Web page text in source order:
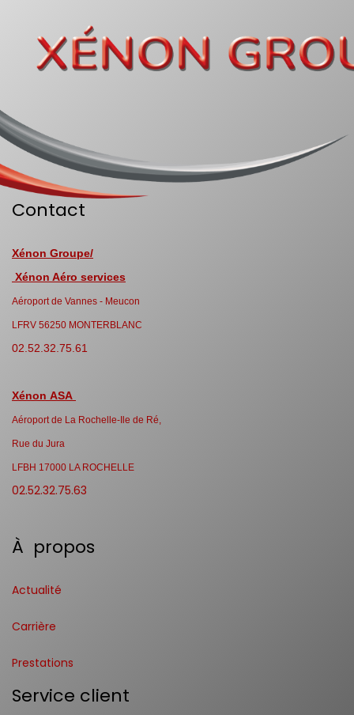
Contact
Xénon Groupe/
Xénon Aéro services
Aéroport de Vannes - Meucon
LFRV 56250 MONTERBLANC
02.52.32.75.61
Xénon ASA
Aéroport de La Rochelle-Ile de Ré,
Rue du Jura
LFBH 17000 LA ROCHELLE
02.52.32.75.63
À propos
Actualité
Carrière
Prestations
Service client